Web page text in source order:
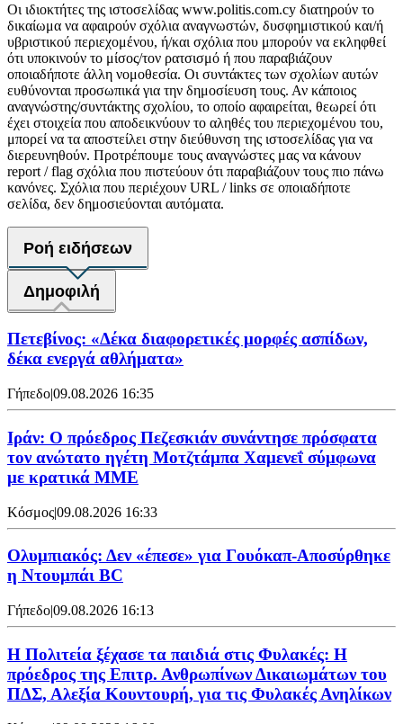
Οι ιδιοκτήτες της ιστοσελίδας www.politis.com.cy διατηρούν το
δικαίωμα να αφαιρούν σχόλια αναγνωστών, δυσφημιστικού και/ή
υβριστικού περιεχομένου, ή/και σχόλια που μπορούν να εκληφθεί
ότι υποκινούν το μίσος/τον ρατσισμό ή που παραβιάζουν
οποιαδήποτε άλλη νομοθεσία. Οι συντάκτες των σχολίων αυτών
ευθύνονται προσωπικά για την δημοσίευση τους. Αν κάποιος
αναγνώστης/συντάκτης σχολίου, το οποίο αφαιρείται, θεωρεί ότι
έχει στοιχεία που αποδεικνύουν το αληθές του περιεχομένου του,
μπορεί να τα αποστείλει στην διεύθυνση της ιστοσελίδας για να
διερευνηθούν. Προτρέπουμε τους αναγνώστες μας να κάνουν
report / flag σχόλια που πιστεύουν ότι παραβιάζουν τους πιο πάνω
κανόνες. Σχόλια που περιέχουν URL / links σε οποιαδήποτε
σελίδα, δεν δημοσιεύονται αυτόματα.
Ροή ειδήσεων
Δημοφιλή
Πετεβίνος: «Δέκα διαφορετικές μορφές ασπίδων,
δέκα ενεργά αθλήματα»
Γήπεδο|09.08.2026 16:35
Ιράν: Ο πρόεδρος Πεζεσκιάν συνάντησε πρόσφατα
τον ανώτατο ηγέτη Μοτζτάμπα Χαμενεΐ σύμφωνα
με κρατικά ΜΜΕ
Κόσμος|09.08.2026 16:33
Ολυμπιακός: Δεν «έπεσε» για Γουόκαπ-Αποσύρθηκε
η Ντουμπάι BC
Γήπεδο|09.08.2026 16:13
Η Πολιτεία ξέχασε τα παιδιά στις Φυλακές: Η
πρόεδρος της Επιτρ. Ανθρωπίνων Δικαιωμάτων του
ΠΔΣ, Αλεξία Κουντουρή, για τις Φυλακές Ανηλίκων